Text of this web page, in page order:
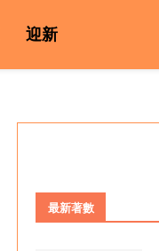
迎新
最新著數